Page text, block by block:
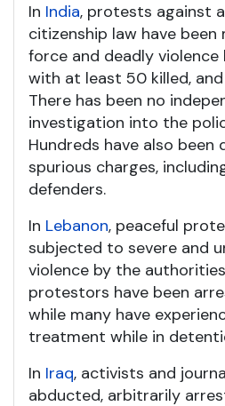
In India, protests against
citizenship law have
force and deadly
with at least 50 killed,
There has been no
investigation into the
Hundreds have also been
spurious charges,
defenders.
In Lebanon, peaceful
subjected to severe and
violence by the
protestors have been
while many have
treatment while in
In Iraq, activists and
abducted, arbitrarily